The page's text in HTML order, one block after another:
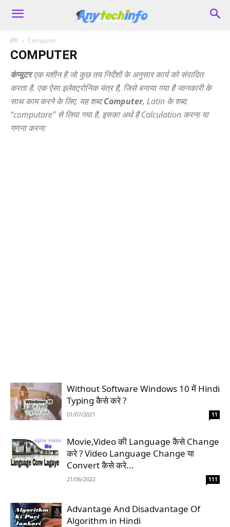
होम Computer
COMPUTER
कंप्यूटरएक मशीन है जो कुछ तय निर्देशों के अनुसार कार्य को संपादित
करता है. एक ऐसा इलेक्ट्रोनिक यंत्र है, जिसे बनाया गया है जानकारी के
साथ काम करने के लिए. यह शब्दComputer, Latin के शब्द
“computare” से लिया गया है. इसका अर्थ है Calculation करना या
गणना करना
Without Software Windows 10 में Hindi
Typing कैसे करे ?
01/07/2021 11
Movie,Video की Language कैसे Change
करे ? Video Language Change या
Convert कैसे करे...
21/06/2022 111
Advantage And Disadvantage Of
Algorithm in Hindi